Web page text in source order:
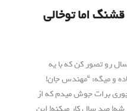
اما توخالی
رو تصور کن که با یه
و میگه: “مهندس جان!
برات جوش میدم که از